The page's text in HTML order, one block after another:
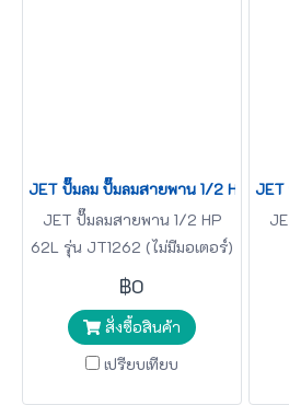
JET ปั๊มลม ปั๊มลมสายพาน 1/2 HP 62L
JET ปั๊มลมสายพาน 1/2 HP
62L รุ่น JT1262 (ไม่มีมอเตอร์)
฿0
สั่งซื้อสินค้า
เปรียบเทียบ
JET